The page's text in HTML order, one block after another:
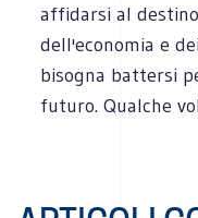
affidarsi al
dell'economia e
bisogna battersi
futuro. Qualche